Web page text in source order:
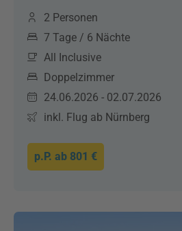
2 Personen
7 Tage / 6 Nächte
All Inclusive
Doppelzimmer
24.06.2026 - 02.07.2026
inkl. Flug ab Nürnberg
p.P. ab 801 €